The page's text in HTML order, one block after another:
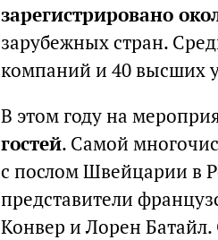
зарегистрировано
зарубежных стран.
компаний и 40 высших
В этом году на
гостей. Самой
с послом Швейцарии в
представители
Конвер и Лорен Батайл.